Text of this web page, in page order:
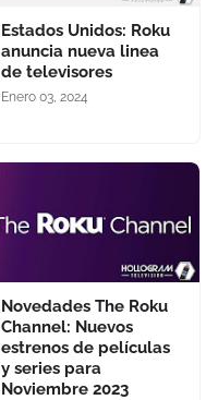
Estados Unidos: Roku
anuncia nueva linea
de televisores
Enero 03, 2024
Novedades The Roku
Channel: Nuevos
estrenos de películas
y series para
Noviembre 2023